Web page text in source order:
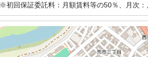
※初回保証委託料：月額賃料等の50％、月次